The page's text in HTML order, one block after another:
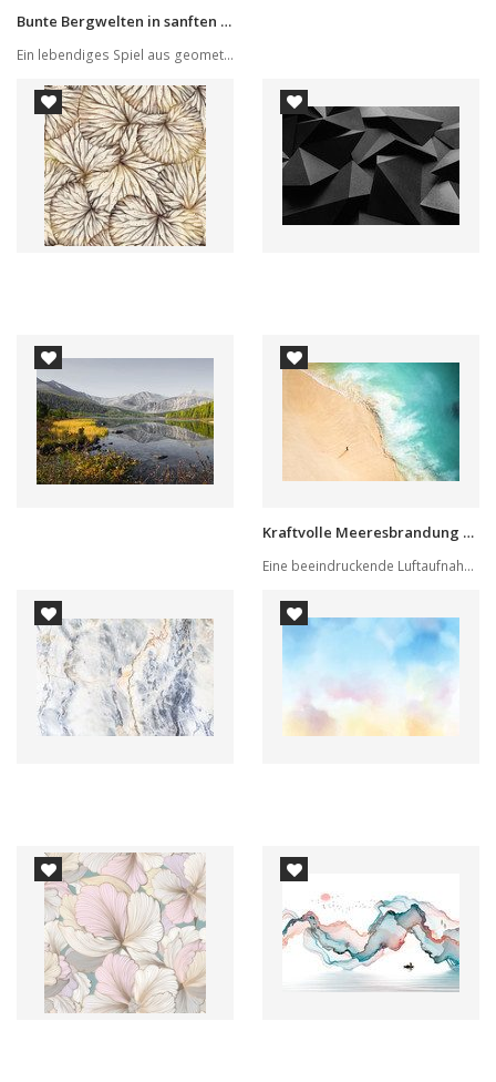
Bunte Bergwelten in sanften Linien
Ein lebendiges Spiel aus geometrischen Formen u...
Kraftvolle Meeresbrandung am Strand
Eine beeindruckende Luftaufnahme zeigt die dyna...